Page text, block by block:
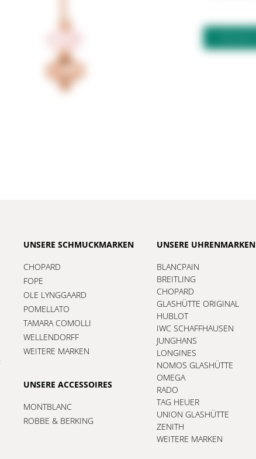
UNSERE SCHMUCKMARKEN
CHOPARD
FOPE
OLE LYNGGAARD
POMELLATO
TAMARA COMOLLI
WELLENDORFF
WEITERE MARKEN
UNSERE ACCESSOIRES
MONTBLANC
ROBBE & BERKING
UNSERE UHRENMARKEN
BLANCPAIN
BREITLING
CHOPARD
GLASHÜTTE ORIGINAL
HUBLOT
IWC SCHAFFHAUSEN
JUNGHANS
LONGINES
NOMOS GLASHÜTTE
OMEGA
RADO
TAG HEUER
UNION GLASHÜTTE
ZENITH
WEITERE MARKEN